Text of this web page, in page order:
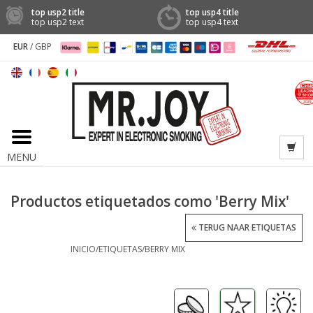
top usp2 title
top usp2 text
top usp4 title
top usp4 text
EUR/ GBP
MENU
Productos etiquetados como 'Berry Mix'
INICIO/ETIQUETAS/BERRY MIX
TERUG NAAR ETIQUETAS